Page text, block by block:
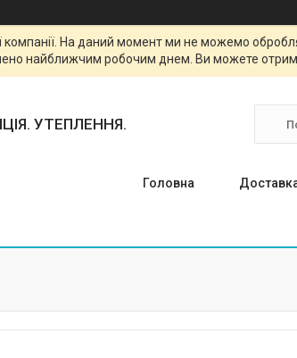
На даний момент ми не можемо
найближчим робочим днем. Ви можете
УТЕПЛЕННЯ.
Головна